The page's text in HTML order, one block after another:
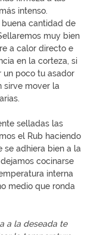
intenso.
buena cantidad de
muy bien
a calor directo e
en la corteza, si
un poco tu asador
sirve mover la
selladas las
el Rub haciendo
se adhiera bien a la
cocinarse
interna
medio que ronda
a la deseada te